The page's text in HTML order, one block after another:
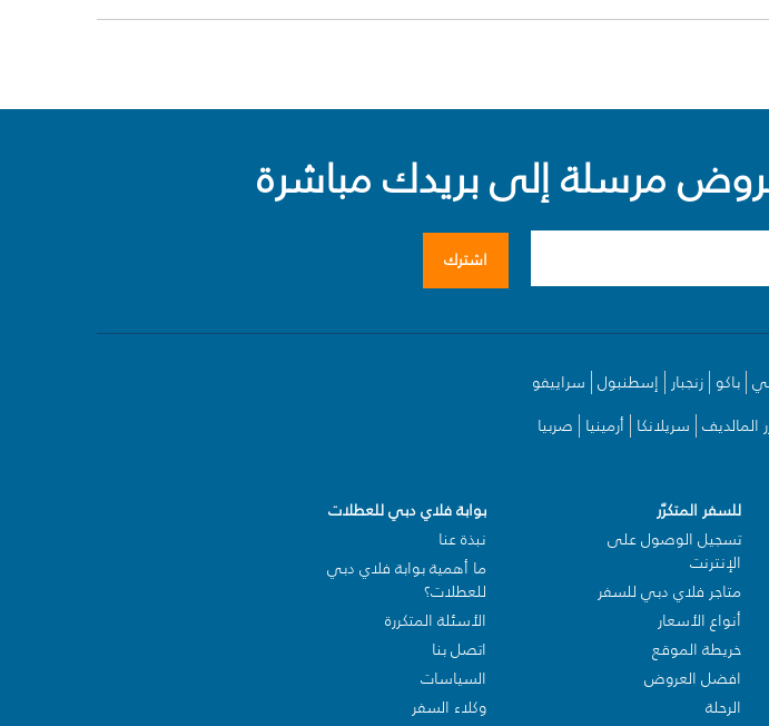
مرسلة إلى بريدك مباشرة
اشترك
باكو زنجبار إسطنبول سراييفو
المالديف سريلانكا أرمينيا صربيا
للسفر المتكرّر
تسجيل الوصول على
الإنترنت
متاجر فلاي دبي للسفر
أنواع الأسعار
خريطة الموقع
افضل العروض
الرحلة
بوابة فلاي دبي للعطلات
نبذة عنا
ما أهمية بوابة فلاي دبي
للعطلات؟
الأسئلة المتكررة
اتصل بنا
السياسات
وكلاء السفر